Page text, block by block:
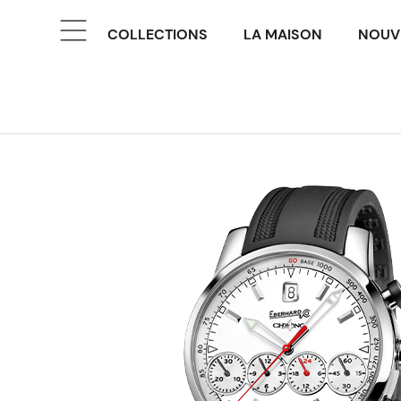
COLLECTIONS LA MAISON